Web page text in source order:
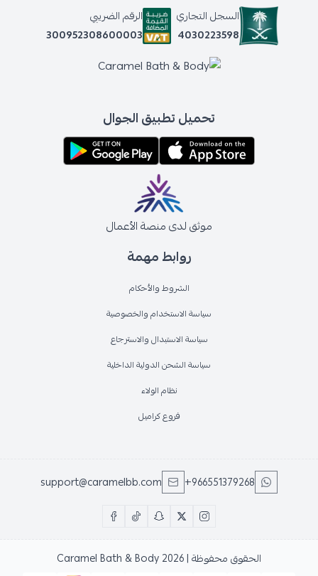
روابط مهمة
الشروط والأحكام
سياسة الاستخدام والخصوصية
سياسة الاستبدال والاسترجاع
سياسة الشحن الدولية الداخلية
نظام الولاء
فروع كراميل
السجل التجاري
4030223598
الرقم الضريبي
300952308600003
تحميل تطبيق الجوال
موثق لدى منصة الأعمال
+966551379268
support@caramelbb.com
الحقوق محفوظة | 2026 Caramel Bath & Body